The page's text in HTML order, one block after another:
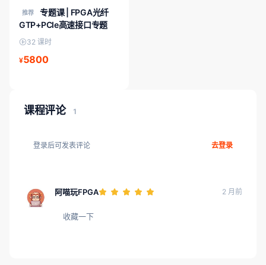
推荐
专题课 | FPGA光纤
GTP+PCIe高速接口专题
32 课时
¥5800
课程评论 1
登录后可发表评论 去登录
阿喵玩FPGA 2 月前
收藏一下